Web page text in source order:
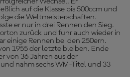
auf die Klasse bis 500ccm und
die Weltmeisterschaften.
er nur in drei Rennen den Sieg.
zurück und fuhr auch wieder in
einige Rennen bei den 250ern.
1955 der letzte bleiben. Ende
von 36 Jahren aus der
nahm sechs WM-Titel und 33